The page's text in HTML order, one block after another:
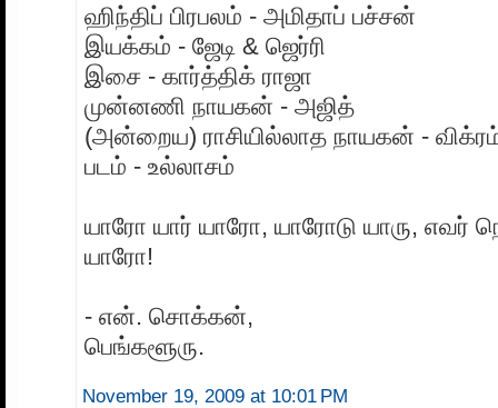
ஹிந்திப் பிரபலம் - அமிதாப் பச்சன்
இயக்கம் - ஜேடி & ஜெர்ரி
இசை - கார்த்திக் ராஜா
முன்னணி நாயகன் - அஜித்
(அன்றைய) ராசியில்லாத நாயகன் -
படம் - உல்லாசம்
யாரோ யார் யாரோ, யாரோடு யாரு, எவர்
யாரோ!
- என். சொக்கன்,
பெங்களூரு.
November 19, 2009 at 10:01 PM